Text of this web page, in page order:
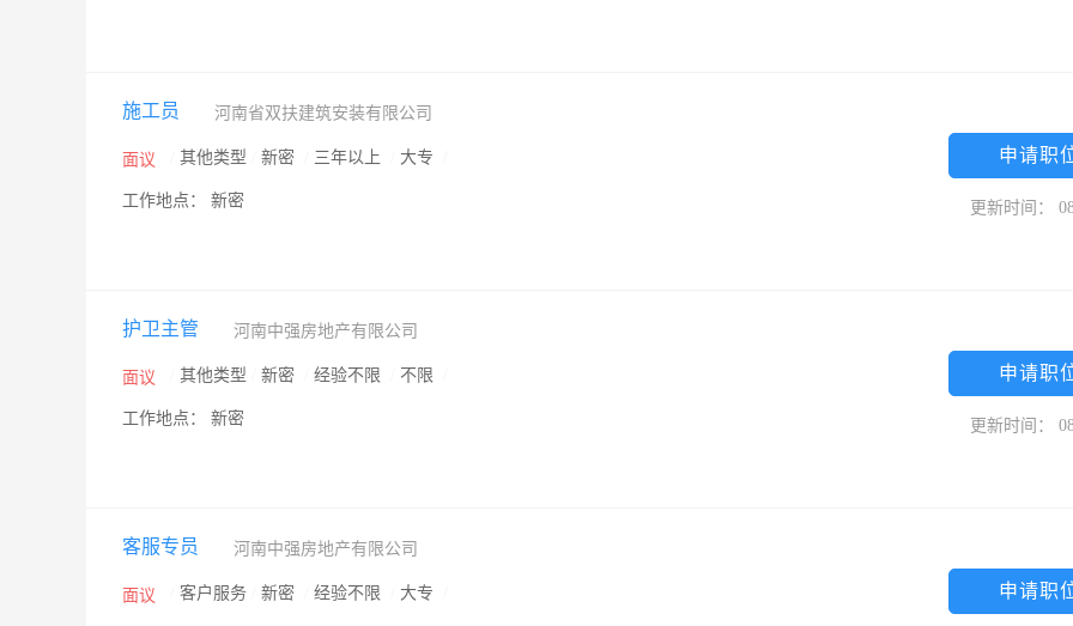
施工员 河南省双扶建筑安装有限公司
面议 其他类型 新密 三年以上 大专
工作地点： 新密
申请职
更新时间：
护卫主管 河南中强房地产有限公司
面议 其他类型 新密 经验不限 不限
工作地点： 新密
申请职
更新时间：
客服专员 河南中强房地产有限公司
面议 客户服务 新密 经验不限 大专 申请职